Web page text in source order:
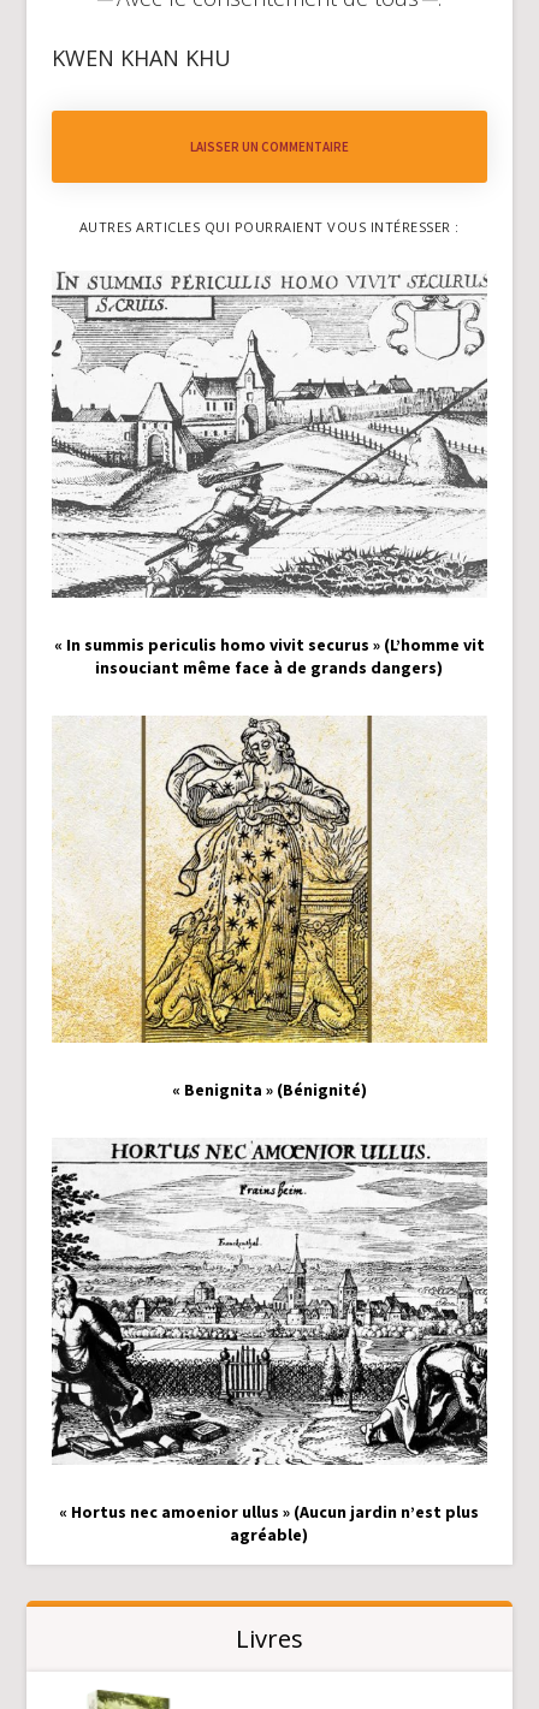
KWEN KHAN KHU
LAISSER UN COMMENTAIRE
AUTRES ARTICLES QUI POURRAIENT VOUS INTÉRESSER :
« In summis periculis homo vivit securus » (L’homme vit
insouciant même face à de grands dangers)
« Benignita » (Bénignité)
« Hortus nec amoenior ullus » (Aucun jardin n’est plus
agréable)
Livres